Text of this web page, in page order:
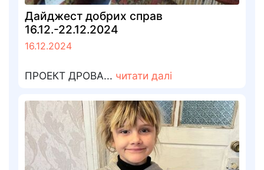
Дайджест добрих справ
16.12.-22.12.2024
16.12.2024
ПРОЕКТ ДРОВА... читати далі